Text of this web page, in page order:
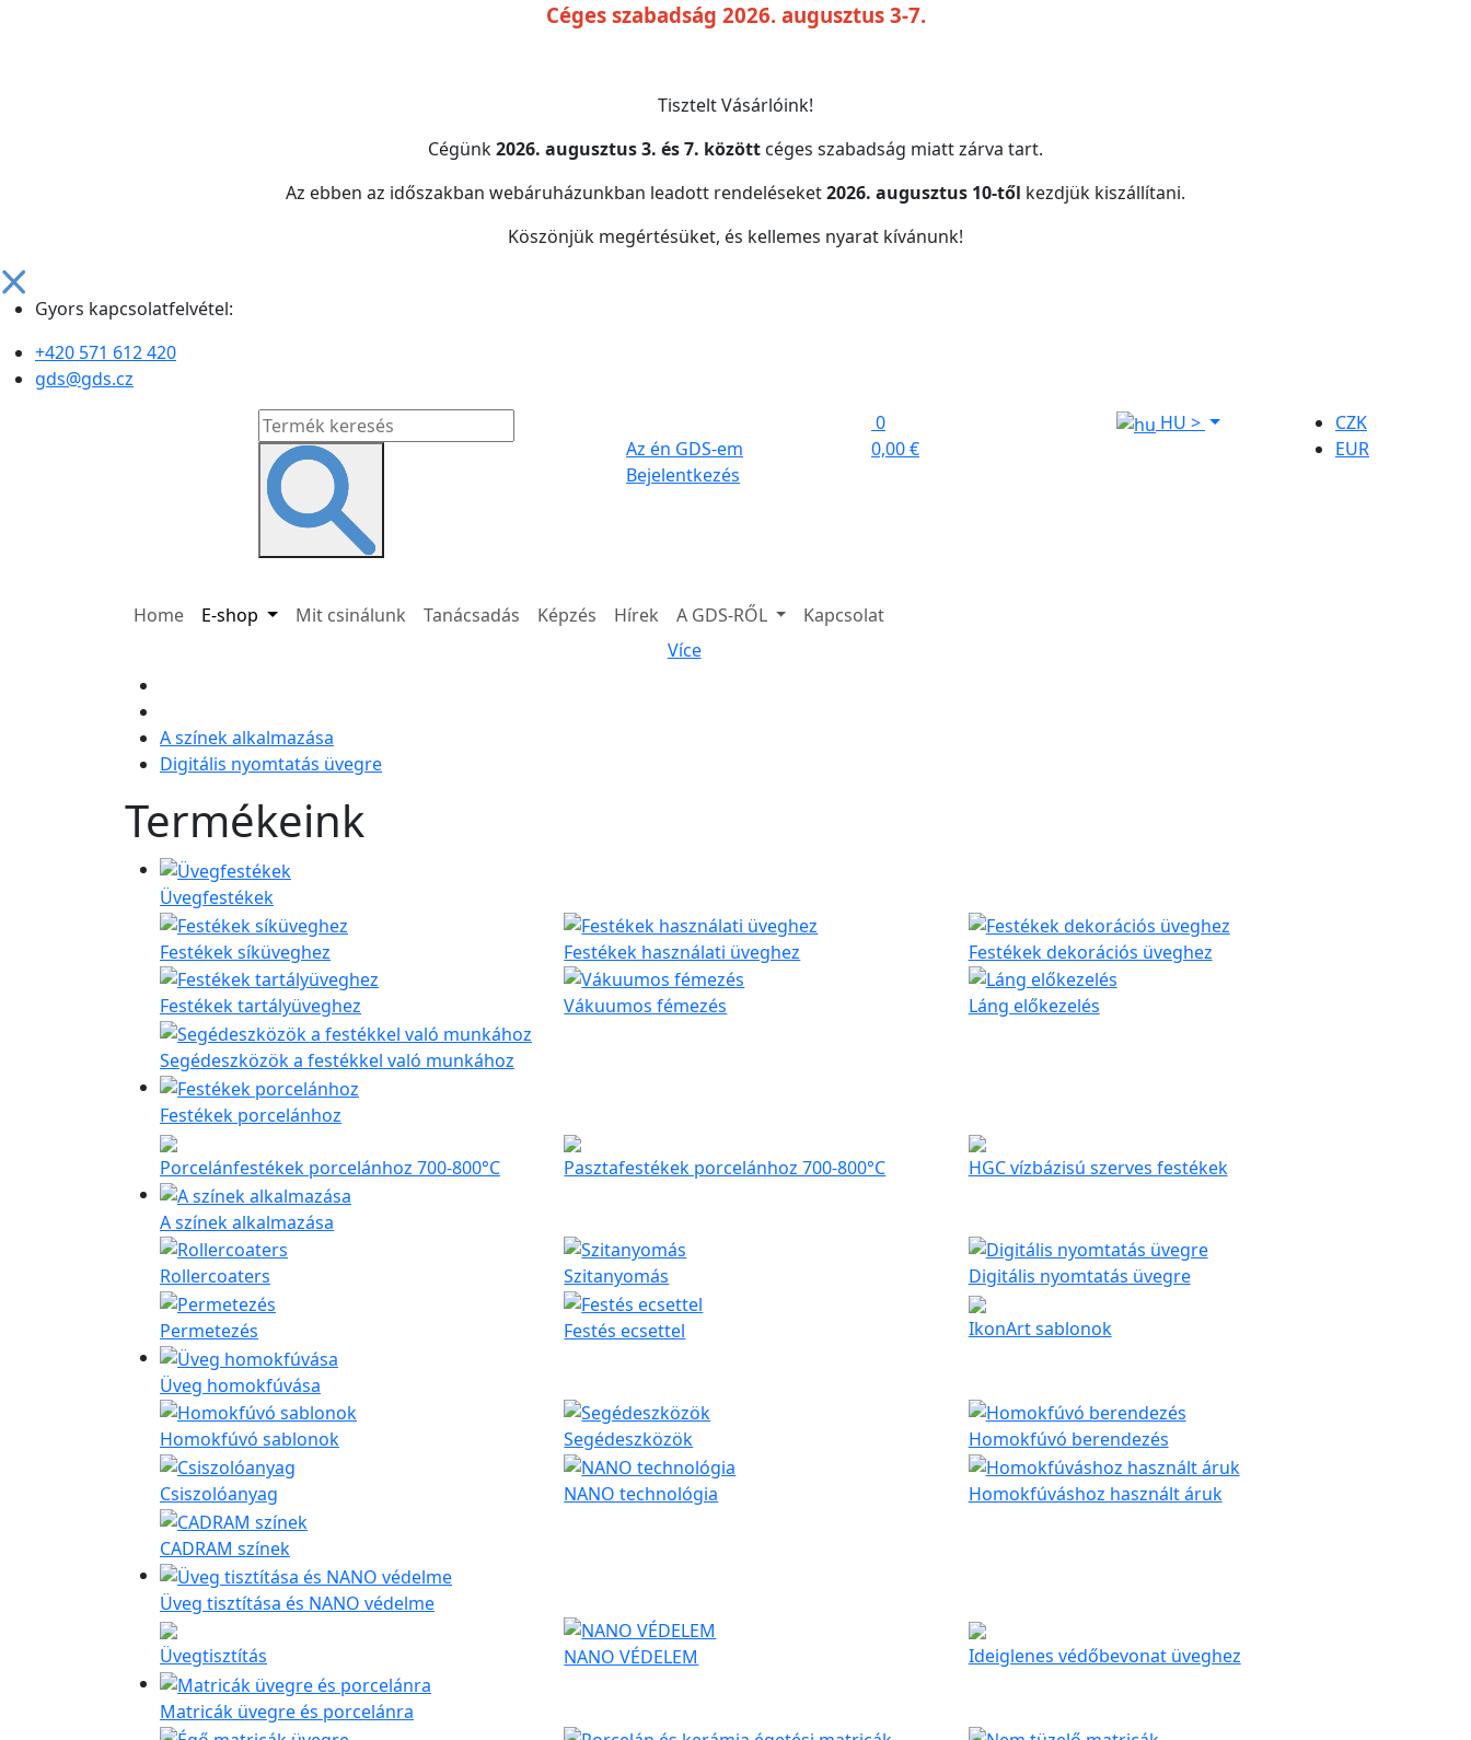
Céges szabadság 2026. augusztus 3-7.
Tisztelt Vásárlóink!
Cégünk2026. augusztus 3. és 7. között céges szabadság miatt zárva tart.
Az ebben az időszakban webáruházunkban leadott rendeléseket2026. augusztus 10-től kezdjük kiszállítani.
Köszönjük megértésüket, és kellemes nyarat kívánunk!
Gyors kapcsolatfelvétel:
+420 571 612 420
gds@gds.cz
Az én GDS-em
Bejelentkezés
0
0,00 €
HU >
CZK
EUR
Home E-shop Mit csinálunk Tanácsadás Képzés Hírek
A GDS-RŐL
Více
Kapcsolat
A színek alkalmazása
Digitális nyomtatás üvegre
Termékeink
Üvegfestékek
Festékek síküveghez Festékek használati üveghez Festékek dekorációs üveghez
Festékek tartályüveghez Vákuumos fémezés Láng előkezelés
Segédeszközök a festékkel való munkához
Festékek porcelánhoz
Porcelánfestékek porcelánhoz 700-800°C Pasztafestékek porcelánhoz 700-800°C HGC vízbázisú szerves festékek
A színek alkalmazása
Rollercoaters Szitanyomás Digitális nyomtatás üvegre
Permetezés Festés ecsettel IkonArt sablonok
Üveg homokfúvása
Homokfúvó sablonok Segédeszközök Homokfúvó berendezés
Csiszolóanyag NANO technológia Homokfúváshoz használt áruk
CADRAM színek
Üveg tisztítása és NANO védelme
Üvegtisztítás NANO VÉDELEM Ideiglenes védőbevonat üveghez
Matricák üvegre és porcelánra